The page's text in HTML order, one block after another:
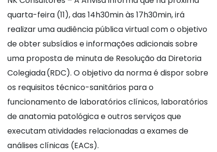
quarta-feira (11), das 14h30min às 17h30min, irá
realizar uma audiência pública virtual com o objetivo
de obter subsídios e informações adicionais sobre
uma proposta de minuta de Resolução da Diretoria
Colegiada (RDC). O objetivo da norma é dispor sobre
os requisitos técnico-sanitários para o
funcionamento de laboratórios clínicos, laboratórios
de anatomia patológica e outros serviços que
executam atividades relacionadas a exames de
análises clínicas (EACs).